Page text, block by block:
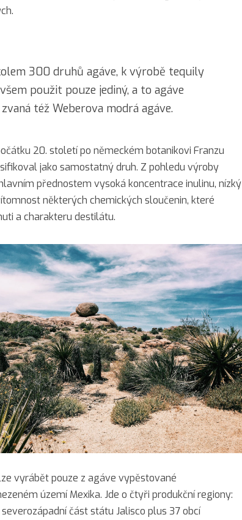
300 druhů agáve, k výrobě tequily
použit pouze jediný, a to agáve
též Weberova modrá agáve.
20. století po německém botanikovi Franzu
jako samostatný druh. Z pohledu výroby
přednostem vysoká koncentrace inulinu, nízký
některých chemických sloučenin, které
a charakteru destilátu.
vyrábět pouze z agáve vypěstované
území Mexika. Jde o čtyři produkční regiony:
část státu Jalisco plus 37 obcí